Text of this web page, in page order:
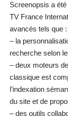
Screenopsis a
TV France
avancés tels que :
– la
recherche selon
– deux moteurs
classique est
l’indexation
du site et de
– des outils